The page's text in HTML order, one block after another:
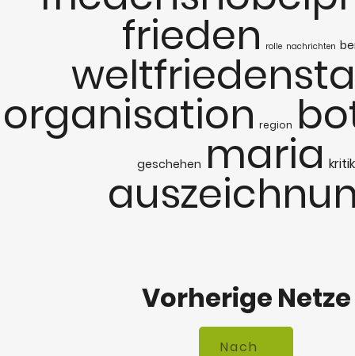
frieden rolle nachrichten
organisation region
geschehen maria kritik
Vorherige Netze